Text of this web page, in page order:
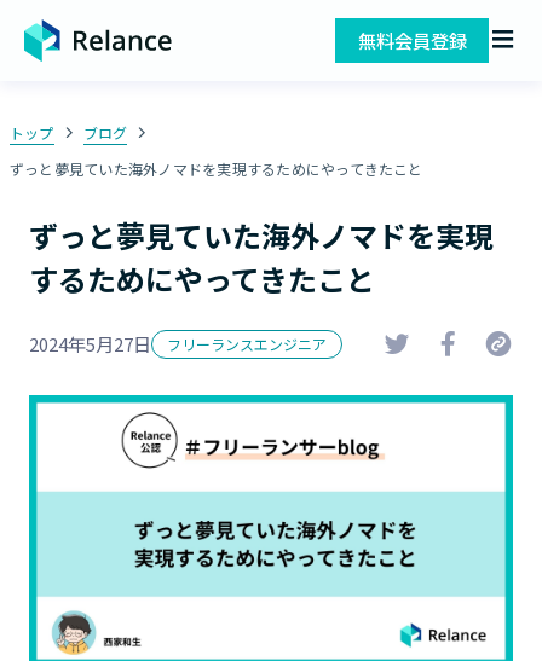
無料会員登録
トップ
ブログ
ずっと夢見ていた海外ノマドを実現するためにやってきたこと
ずっと夢見ていた海外ノマドを実現
するためにやってきたこと
2024年5月27日 フリーランスエンジニア